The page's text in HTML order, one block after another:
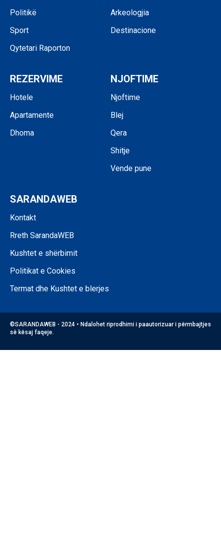
Politikë
Sport
Qytetari Raporton
Arkeologjia
Destinacione
REZERVIME
Hotele
Apartamente
Dhoma
NJOFTIME
Njoftime
Blej
Qera
Shitje
Vende pune
SARANDAWEB
Kontakt
Rreth SarandaWEB
Kushtet e shërbimit
Politikat e Cookies
Termat dhe Kushtet e blerjes
©SARANDAWEB - 2024 • Ndalohet riprodhimi i paautorizuar i përmbajtjes
së kësaj faqeje.